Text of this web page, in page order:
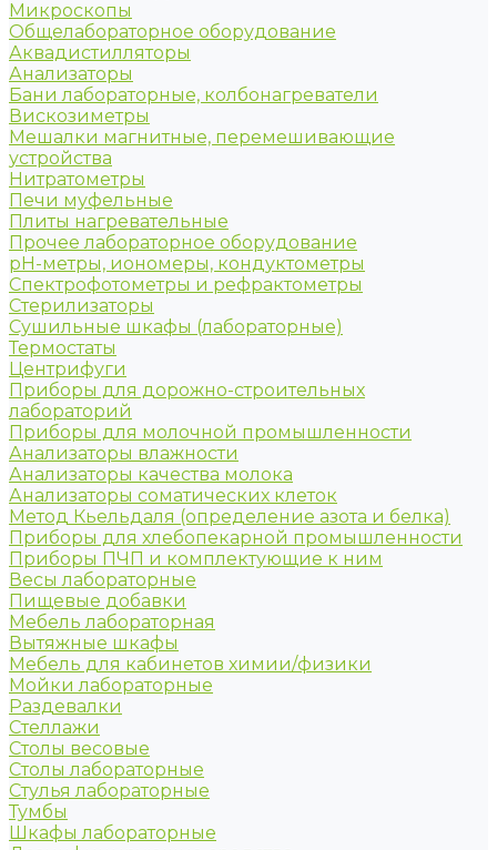
Микроскопы
Общелабораторное оборудование
Аквадистилляторы
Анализаторы
Бани лабораторные, колбонагреватели
Вискозиметры
Мешалки магнитные, перемешивающие
устройства
Нитратометры
Печи муфельные
Плиты нагревательные
Прочее лабораторное оборудование
рН-метры, иономеры, кондуктометры
Спектрофотометры и рефрактометры
Стерилизаторы
Сушильные шкафы (лабораторные)
Термостаты
Центрифуги
Приборы для дорожно-строительных
лабораторий
Приборы для молочной промышленности
Анализаторы влажности
Анализаторы качества молока
Анализаторы соматических клеток
Метод Кьельдаля (определение азота и белка)
Приборы для хлебопекарной промышленности
Приборы ПЧП и комплектующие к ним
Весы лабораторные
Пищевые добавки
Мебель лабораторная
Вытяжные шкафы
Мебель для кабинетов химии/физики
Мойки лабораторные
Раздевалки
Стеллажи
Столы весовые
Столы лабораторные
Стулья лабораторные
Тумбы
Шкафы лабораторные